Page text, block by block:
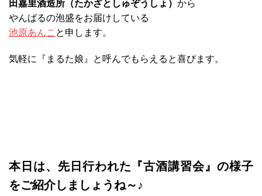
田嘉里酒造所（たかざとしゅぞうしょ） から
やんばるの泡盛をお届けしている
池原あんこ と申します。
気軽に『まるた娘』と呼んでもらえると喜びます。
本日は、先日行われた 『古酒講習会』の様子
をご紹介しましょうね～♪